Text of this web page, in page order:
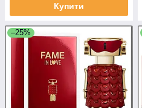
Купити
–25%